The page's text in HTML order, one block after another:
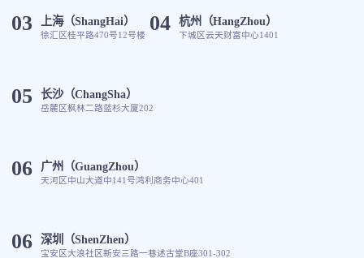
03 上海（ShangHai）
徐汇区桂平路470号12号楼 04 杭州（HangZhou）
下城区云天财富中心1401
05 长沙（ChangSha）
岳麓区枫林二路蓝杉大厦202
06 广州（GuangZhou）
天河区中山大道中141号鸿利商务中心401
06 深圳（ShenZhen）
宝安区大浪社区新安三路一巷述古堂B座301-302